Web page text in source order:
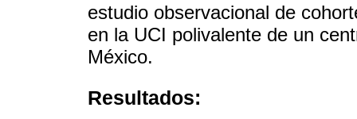
estudio observacional de
en la UCI polivalente de un
México.
Resultados: